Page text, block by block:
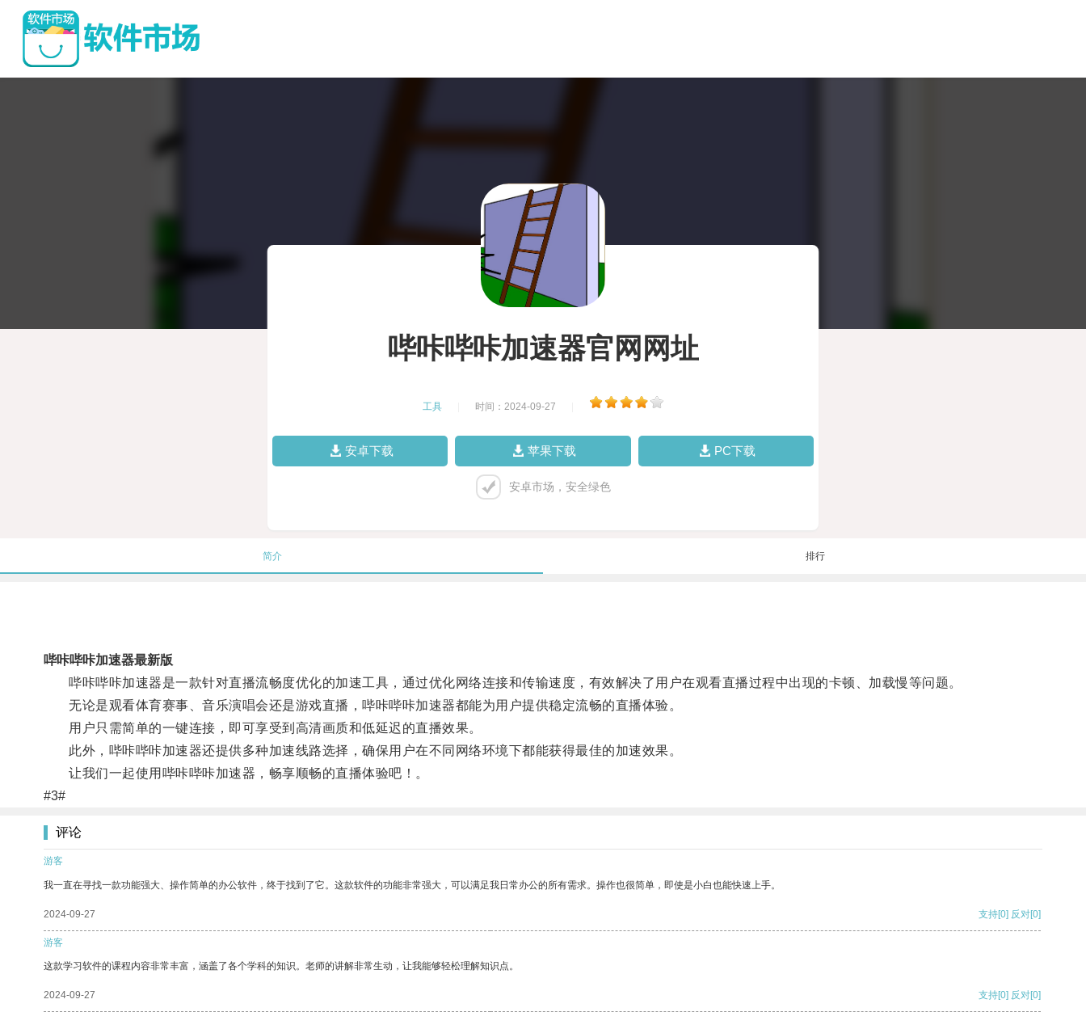
哔咔哔咔加速器官网网址
工具 时间：2024-09-27
安卓下载 苹果下载 PC下载
安卓市场，安全绿色
简介 排行
哔咔哔咔加速器最新版
哔咔哔咔加速器是一款针对直播流畅度优化的加速工具，通过优化网络连接和传输速度，有效解决了用户在观看直播过程中出现的卡顿、加载慢等问题。
无论是观看体育赛事、音乐演唱会还是游戏直播，哔咔哔咔加速器都能为用户提供稳定流畅的直播体验。
用户只需简单的一键连接，即可享受到高清画质和低延迟的直播效果。
此外，哔咔哔咔加速器还提供多种加速线路选择，确保用户在不同网络环境下都能获得最佳的加速效果。
让我们一起使用哔咔哔咔加速器，畅享顺畅的直播体验吧！。
#3#
评论
游客
我一直在寻找一款功能强大、操作简单的办公软件，终于找到了它。这款软件的功能非常强大，可以满足我日常办公的所有需求。操作也很简单，即使是小白也能快速上手。
2024-09-27 支持[0] 反对[0]
游客
这款学习软件的课程内容非常丰富，涵盖了各个学科的知识。老师的讲解非常生动，让我能够轻松理解知识点。
2024-09-27 支持[0] 反对[0]